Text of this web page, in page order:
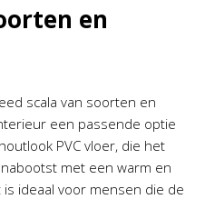
en
scala van soorten en
een passende optie
PVC vloer, die het
met een warm en
ideaal voor mensen die de